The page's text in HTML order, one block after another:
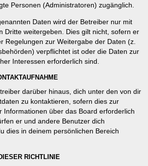
Personen (Administratoren) zugänglich.
Daten wird der Betreiber nur mit
Dritte weitergeben. Dies gilt nicht, sofern er
Regelungen zur Weitergabe der Daten (z.
verpflichtet ist oder die Daten zur
Interessen erforderlich sind.
darüber hinaus, dich unter den von dir
zu kontaktieren, sofern dies zur
Informationen über das Board erforderlich
er und andere Benutzer dich
dies in deinem persönlichen Bereich
RICHTLINIE